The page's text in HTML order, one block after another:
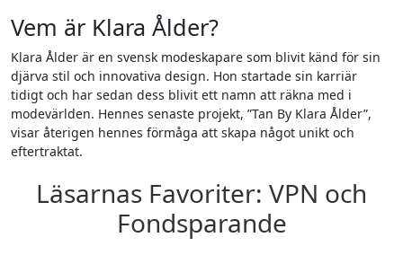
Vem är Klara Ålder?
Klara Ålder är en svensk modeskapare som blivit känd för sin
djärva stil och innovativa design. Hon startade sin karriär
tidigt och har sedan dess blivit ett namn att räkna med i
modevärlden. Hennes senaste projekt, ”Tan By Klara Ålder”,
visar återigen hennes förmåga att skapa något unikt och
eftertraktat.
Läsarnas Favoriter: VPN och
Fondsparande